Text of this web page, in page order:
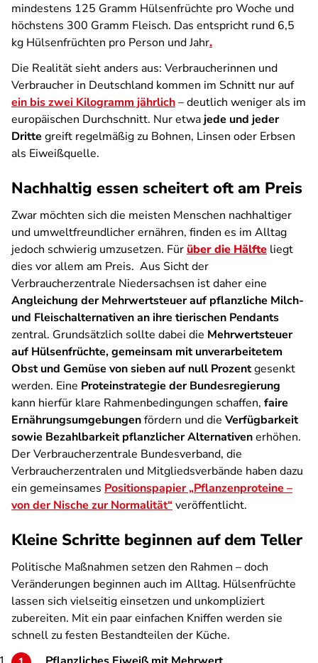
mindestens 125 Gramm Hülsenfrüchte pro Woche und
höchstens 300 Gramm Fleisch. Das entspricht rund 6,5
kg Hülsenfrüchten pro Person und Jahr.
Die Realität sieht anders aus: Verbraucherinnen und
Verbraucher in Deutschland kommen im Schnitt nur auf
ein bis zwei Kilogramm jährlich– deutlich weniger als im
europäischen Durchschnitt. Nur etwa jede und jeder
Dritte greift regelmäßig zu Bohnen, Linsen oder Erbsen
als Eiweißquelle.
Nachhaltig essen scheitert oft am Preis
Zwar möchten sich die meisten Menschen nachhaltiger
und umweltfreundlicher ernähren, finden es im Alltag
jedoch schwierig umzusetzen. Fürüber die Hälfte liegt
dies vor allem am Preis. Aus Sicht der
Verbraucherzentrale Niedersachsen ist daher eine
Angleichung der Mehrwertsteuer auf pflanzliche Milch-
und Fleischalternativen an ihre tierischen Pendants
zentral. Grundsätzlich sollte dabei die Mehrwertsteuer
auf Hülsenfrüchte, gemeinsam mit unverarbeitetem
Obst und Gemüse von sieben auf null Prozentgesenkt
werden. Eine Proteinstrategie der Bundesregierung
kann hierfür klare Rahmenbedingungen schaffen, faire
Ernährungsumgebungenfördern und die Verfügbarkeit
sowie Bezahlbarkeit pflanzlicher Alternativenerhöhen.
Der Verbraucherzentrale Bundesverband, die
Verbraucherzentralen und Mitgliedsverbände haben dazu
ein gemeinsames Positionspapier „Pflanzenproteine –
von der Nische zur Normalität“veröffentlicht.
Kleine Schritte beginnen auf dem Teller
Politische Maßnahmen setzen den Rahmen – doch
Veränderungen beginnen auch im Alltag. Hülsenfrüchte
lassen sich vielseitig einsetzen und unkompliziert
zubereiten. Mit ein paar einfachen Kniffen werden sie
schnell zu festen Bestandteilen der Küche.